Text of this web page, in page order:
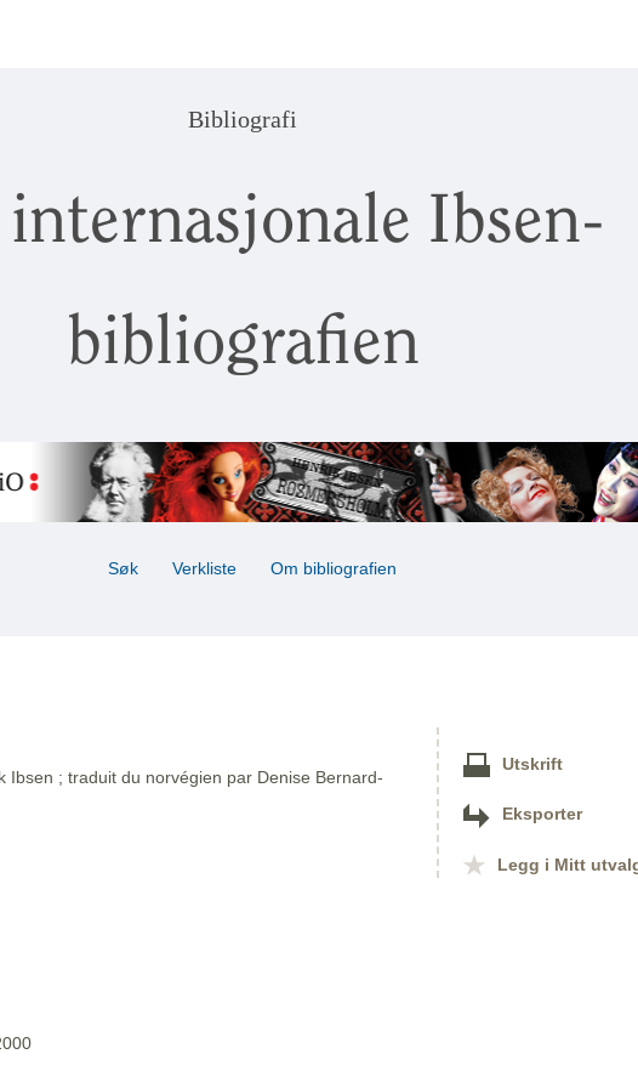
Bibliografi
Ibsen-
bibliografien
Søk Verkliste Om bibliografien
Ibsen ; traduit du norvégien par Denise Bernard-
Utskrift
Eksporter
Legg i Mitt